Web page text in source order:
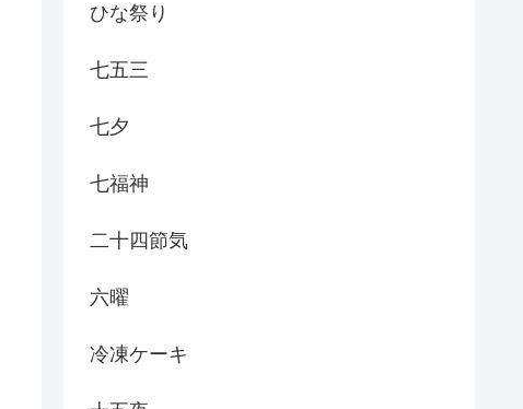
ひな祭り
七五三
七夕
七福神
二十四節気
六曜
冷凍ケーキ